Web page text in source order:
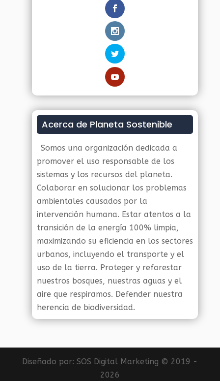
Acerca de Planeta Sostenible
Somos una organización dedicada a
promover el uso responsable de los
sistemas y los recursos del planeta.
Colaborar en solucionar los problemas
ambientales causados por la
intervención humana. Estar atentos a la
transición de la energía 100% limpia,
maximizando su eficiencia en los sectores
urbanos, incluyendo el transporte y el
uso de la tierra. Proteger y reforestar
nuestros bosques, nuestras aguas y el
aire que respiramos. Defender nuestra
herencia de biodiversidad.
Diseñado por:SOS Digital Marketing © 2019 -
2026